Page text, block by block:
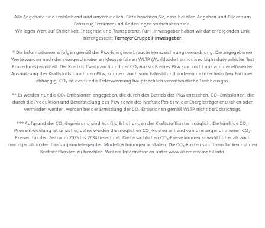
Alle Angebote sind freibleibend und unverbindlich. Bitte beachten Sie, dass bei allen Angaben und Bilder zum
Fahrzeug Irrtümer und Änderungen vorbehalten sind.
Wir legen Wert auf Ehrlichkeit, Integrität und Transparenz. Für Hinweisgeber haben wir daher folgenden Link
bereitgestellt: Tiemeyer Gruppe Hinweisgeber.
* Die Informationen erfolgen gemäß der Pkw-Energieverbrauchskennzeichnungsverordnung. Die angegebenen
Werte wurden nach dem vorgeschriebenen Messverfahren WLTP (Worldwide harmonised Light-duty vehicles Test
Procedures) ermittelt. Der Kraftstoffverbrauch und der CO₂-Ausstoß eines Pkw sind nicht nur von der effizienten
Ausnutzung des Kraftstoffs durch den Pkw, sondern auch vom Fahrstil und anderen nichttechnischen Faktoren
abhängig. CO₂ ist das für die Erderwärmung hauptsächlich verantwortliche Treibhausgas.
** Es werden nur die CO₂-Emissionen angegeben, die durch den Betrieb des Pkw entstehen. CO₂-Emissionen, die
durch die Produktion und Bereitstellung des Pkw sowie des Kraftstoffes bzw. der Energieträger entstehen oder
vermieden werden, werden bei der Ermittlung der CO₂-Emissionen gemäß WLTP nicht berücksichtigt.
*** Aufgrund der CO₂-Bepreisung sind künftig Erhöhungen der Kraftstoffkosten möglich. Die künftige CO₂-
Preisentwicklung ist unsicher, daher werden die möglichen CO₂-Kosten anhand von drei angenommenen CO₂-
Preisen für den Zeitraum 2025 bis 2034 berechnet. Die tatsächlichen CO₂-Preise können sowohl höher als auch
niedriger als in den hier zugrundeliegenden Modellrechnungen ausfallen. Die CO₂-Kosten sind beim Tanken mit den
Kraftstoffkosten zu bezahlen. Weitere Informationen unter www.alternativ-mobil.info.